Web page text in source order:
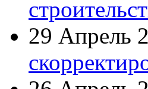
29 Апрель